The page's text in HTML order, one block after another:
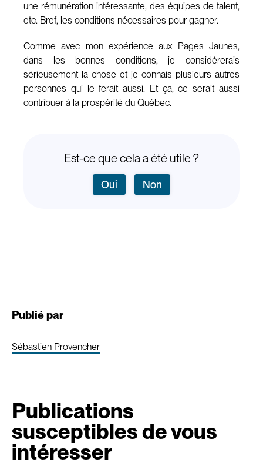
une rémunération intéressante, des équipes de talent,
etc. Bref, les conditions nécessaires pour gagner.
Comme avec mon expérience aux Pages Jaunes,
dans les bonnes conditions, je considérerais
sérieusement la chose et je connais plusieurs autres
personnes qui le ferait aussi. Et ça, ce serait aussi
contribuer à la prospérité du Québec.
Est-ce que cela a été utile ?
Oui Non
Publié par
Sébastien Provencher
Publications
susceptibles de vous
intéresser